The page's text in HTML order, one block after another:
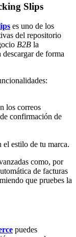
Slips
es uno de los
del repositorio
B2B la
de forma
los correos
confirmación de
estilo de tu marca.
como, por
de facturas
que pruebes la
puedes